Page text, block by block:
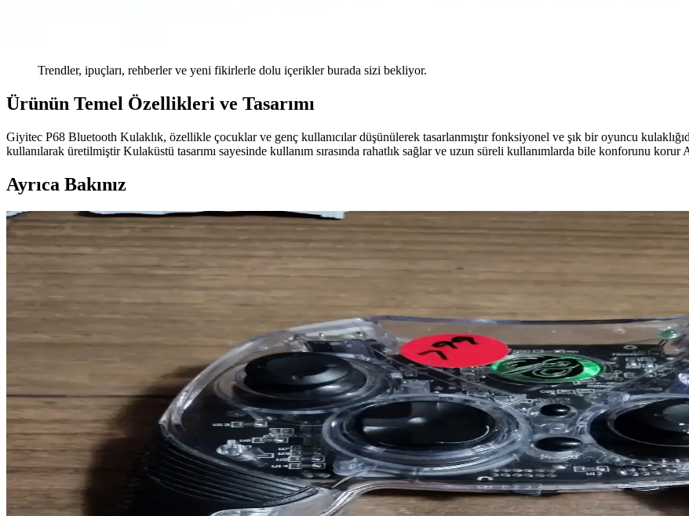
Trendler, ipuçları, rehberler ve yeni fikirlerle dolu içerikler burada sizi bekliyor.
Ürünün Temel Özellikleri ve Tasarımı
Giyitec P68 Bluetooth Kulaklık, özellikle çocuklar ve genç kullanıcılar düşünülerek tasarlanmıştır fonksiyonel ve şık bir oyuncu
kullanılarak üretilmiştir Kulaküstü tasarımı sayesinde kullanım sırasında rahatlık sağlar ve uzun süreli kullanımlarda bile konforunu korur
Ayrıca Bakınız
FreeBuds SE ve Galaxy Buds FE Karşılaştırması: Uygun Fiyatlı Kablosuz Kulaklık Seçenekleri
Huawei FreeBuds SE ve Samsung Galaxy Buds FE modellerinin tasarım, ses, pil ve ek özelliklerini karşılaştırarak bilinçli seçim
Taotronics SoundSurge 85 Kablosuz Kulaklık Özellikleri ve Kullanım Avantajları
Günümüzde kablosuz kulaklıklar, teknolojinin gelişmesiyle iletişim ve eğlence alanında öne çıkıyor. Taotronics SoundSurge 85, yüksek
Anker Kablosuz Kulaklıklar ve Uzun Pil Ömrü ile Günlük Kullanım Kolaylığı
Anker kablosuz kulaklıklar, uzun pil ömrü ve yüksek enerji verimliliği ile günlük kullanımda öne çıkar, hafif tasarımıyla konfor sağlar ve
Taşınabilir Hoparlör Seçiminde Dikkat Edilmesi Gereken Temel Özellikler ve En Güncel Modeller
Gelişen teknolojilerle taşınabilir hoparlörler, hafif tasarımı ve dayanıklılığıyla öne çıkıyor. Bluetooth ve diğer bağlantı seçenekleriyle
Samsung Galaxy Buds FE Kulaklık İncelemesi: Tasarım, Performans ve Özellikler
Samsung Galaxy Buds FE, tasarımı ve teknik özellikleriyle dikkat çeken kablosuz kulaklık. Ses kalitesi, pil ömrü ve uyumluluk gibi